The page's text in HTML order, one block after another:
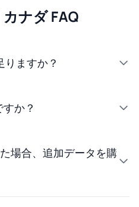
カナダ FAQ
りますか？
か？
場合、追加データを購